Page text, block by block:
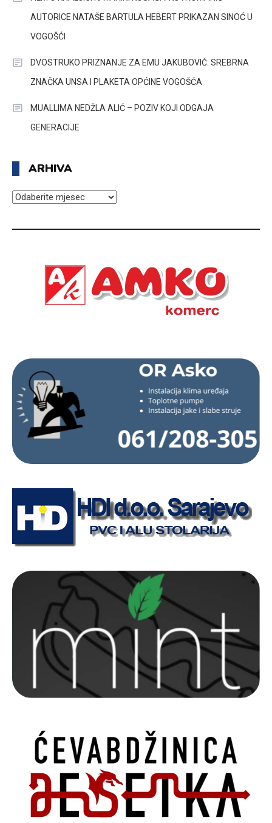
AUTORICE NATAŠE BARTULA HEBERT PRIKAZAN SINOĆ U
VOGOŠĆI
DVOSTRUKO PRIZNANJE ZA EMU JAKUBOVIĆ: SREBRNA
ZNAČKA UNSA I PLAKETA OPĆINE VOGOŠĆA
MUALLIMA NEDŽLA ALIĆ – POZIV KOJI ODGAJA
GENERACIJE
ARHIVA
ARHIVA